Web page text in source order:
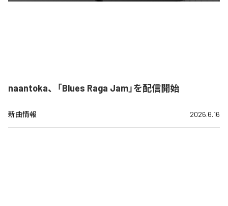
naantoka、「Blues Raga Jam」を配信開始
新曲情報 2026.6.16